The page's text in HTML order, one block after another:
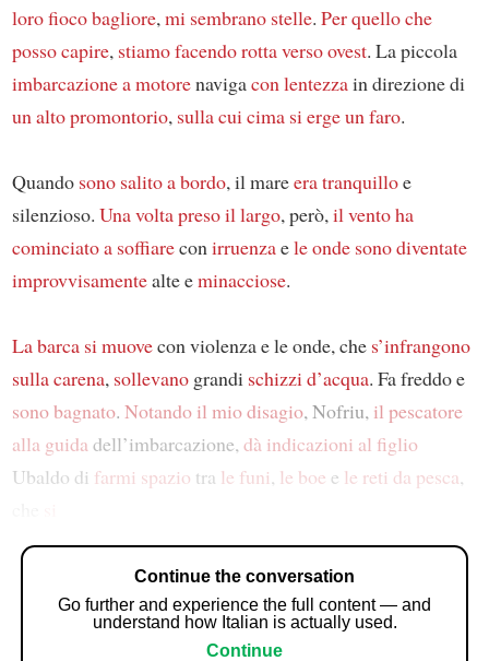
loro fioco bagliore,mi sembrano stelle. Per quello che
posso capire, stiamo facendo rotta versoovest. La piccola
imbarcazione a motorenavigacon lentezzain direzione di
un alto promontorio, sulla cui cima si ergeun faro.
Quando sono salito a bordo, il mareera tranquilloe
silenzioso. Una volta preso il largo, però,il ventoha
cominciato a soffiareconirruenzaele onde sono diventate
improvvisamentealte eminacciose.
La barca si muovecon violenza e le onde, che s’infrangono
sulla carena, sollevanograndi schizzi d’acqua. Fa freddo e
sono bagnato. Notando il mio disagio, Nofriu, il pescatore
alla guidadell’imbarcazione,dà indicazioni al figlio
Ubaldo di farmi spazio tra le funi, le boe e le reti da pesca,
Continue the conversation
Go further and experience the full content — and
understand how Italian is actually used.
Continue